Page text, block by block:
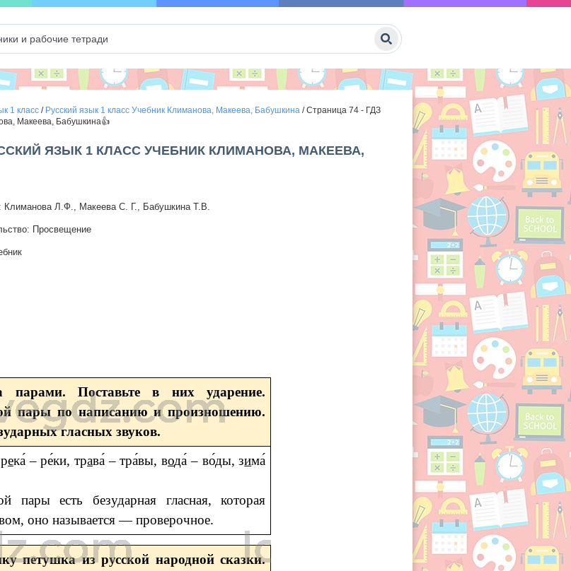
1 класс/ Русский язык 1 класс Учебник Климанова, Макеева, Бабушкина/Страница 74 - ГДЗ
Макеева, Бабушкина👍
ЯЗЫК 1 КЛАСС УЧЕБНИК КЛИМАНОВА, МАКЕЕВА,
Климанова Л.Ф., Макеева С. Г., Бабушкина Т.В.
Просвещение
парами. Поставьте в них ударение.
пары по написанию и произношению.
гласных звуков.
ека́ – ре́ки, трава́ – тра́вы, вода́ – во́ды, зима́
пары есть безударная гласная, которая
оно называется — проверочное.
петушка из русской народной сказки.